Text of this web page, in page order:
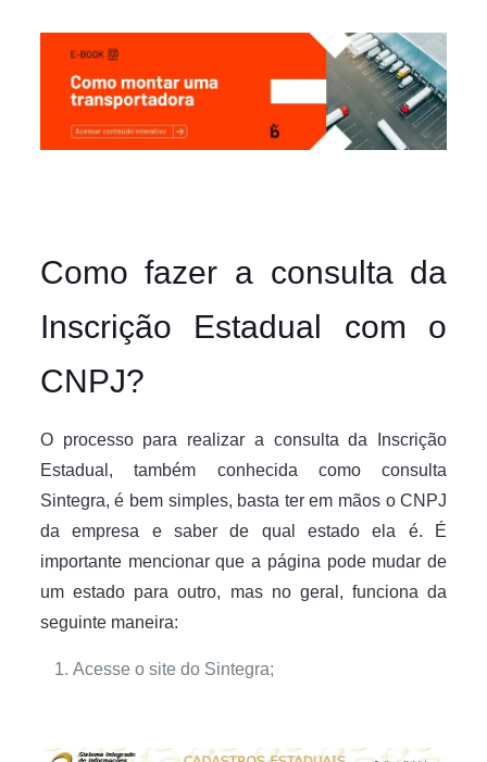
Como fazer a consulta da
Inscrição Estadual com o
CNPJ?
O processo para realizar a consulta da Inscrição
Estadual, também conhecida como consulta
Sintegra, é bem simples, basta ter em mãos o CNPJ
da empresa e saber de qual estado ela é. É
importante mencionar que a página pode mudar de
um estado para outro, mas no geral, funciona da
seguinte maneira:
Acesse o site do Sintegra;